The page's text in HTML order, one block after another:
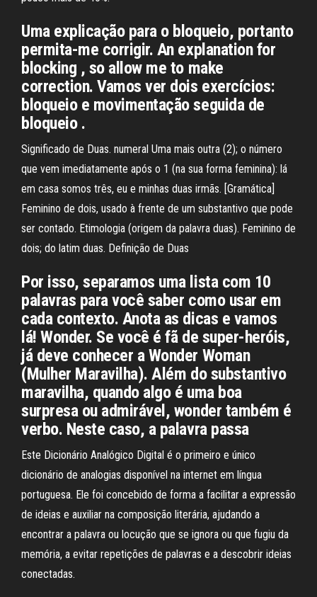
Uma explicação para o bloqueio, portanto
permita-me corrigir. An explanation for
blocking , so allow me to make
correction. Vamos ver dois exercícios:
bloqueio e movimentação seguida de
bloqueio .
Significado de Duas. numeral Uma mais outra (2); o número
que vem imediatamente após o 1 (na sua forma feminina): lá
em casa somos três, eu e minhas duas irmãs. [Gramática]
Feminino de dois, usado à frente de um substantivo que pode
ser contado. Etimologia (origem da palavra duas). Feminino de
dois; do latim duas. Definição de Duas
Por isso, separamos uma lista com 10
palavras para você saber como usar em
cada contexto. Anota as dicas e vamos
lá! Wonder. Se você é fã de super-heróis,
já deve conhecer a Wonder Woman
(Mulher Maravilha). Além do substantivo
maravilha, quando algo é uma boa
surpresa ou admirável, wonder também é
verbo. Neste caso, a palavra passa
Este Dicionário Analógico Digital é o primeiro e único
dicionário de analogias disponível na internet em língua
portuguesa. Ele foi concebido de forma a facilitar a expressão
de ideias e auxiliar na composição literária, ajudando a
encontrar a palavra ou locução que se ignora ou que fugiu da
memória, a evitar repetições de palavras e a descobrir ideias
conectadas.